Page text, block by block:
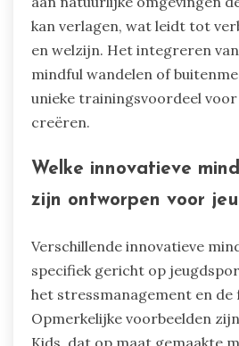
Hoe kunnen
mindfulness-praktijken
ten goede komen?
Natuurgebaseerde
aanzienlijk verbeteren. Deze
verminderen stress,
bij de natuur bevordert een
wat cruciaal is tijdens hoge
sport. Onderzoek toont aan
aan natuurlijke omgevingen